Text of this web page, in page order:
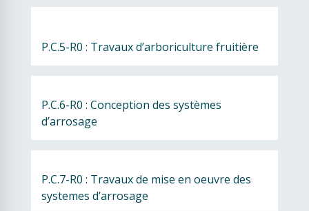
P.C.5-R0 : Travaux d’arboriculture fruitière
P.C.6-R0 : Conception des systèmes
d’arrosage
P.C.7-R0 : Travaux de mise en oeuvre des
systemes d’arrosage